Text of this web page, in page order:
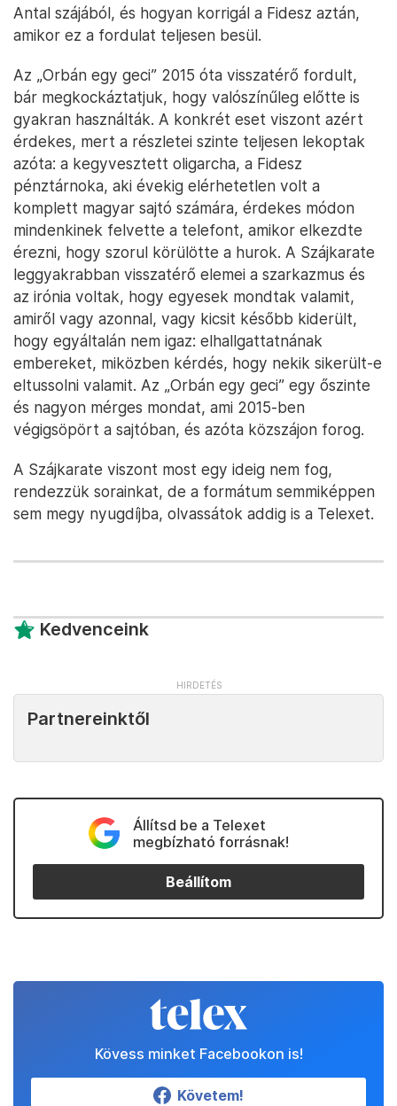
Antal szájából, és hogyan korrigál a Fidesz aztán,
amikor ez a fordulat teljesen besül.
Az „Orbán egy geci” 2015 óta visszatérő fordult,
bár megkockáztatjuk, hogy valószínűleg előtte is
gyakran használták. A konkrét eset viszont azért
érdekes, mert a részletei szinte teljesen lekoptak
azóta: a kegyvesztett oligarcha, a Fidesz
pénztárnoka, aki évekig elérhetetlen volt a
komplett magyar sajtó számára, érdekes módon
mindenkinek felvette a telefont, amikor elkezdte
érezni, hogy szorul körülötte a hurok. A Szájkarate
leggyakrabban visszatérő elemei a szarkazmus és
az irónia voltak, hogy egyesek mondtak valamit,
amiről vagy azonnal, vagy kicsit később kiderült,
hogy egyáltalán nem igaz: elhallgattatnának
embereket, miközben kérdés, hogy nekik sikerült-e
eltussolni valamit. Az „Orbán egy geci” egy őszinte
és nagyon mérges mondat, ami 2015-ben
végigsöpört a sajtóban, és azóta közszájon forog.
A Szájkarate viszont most egy ideig nem fog,
rendezzük sorainkat, de a formátum semmiképpen
sem megy nyugdíjba, olvassátok addig is a Telexet.
Kedvenceink
Partnereinktől
Állítsd be a Telexet
megbízható forrásnak!
Beállítom
Kövess minket Facebookon is!
Követem!